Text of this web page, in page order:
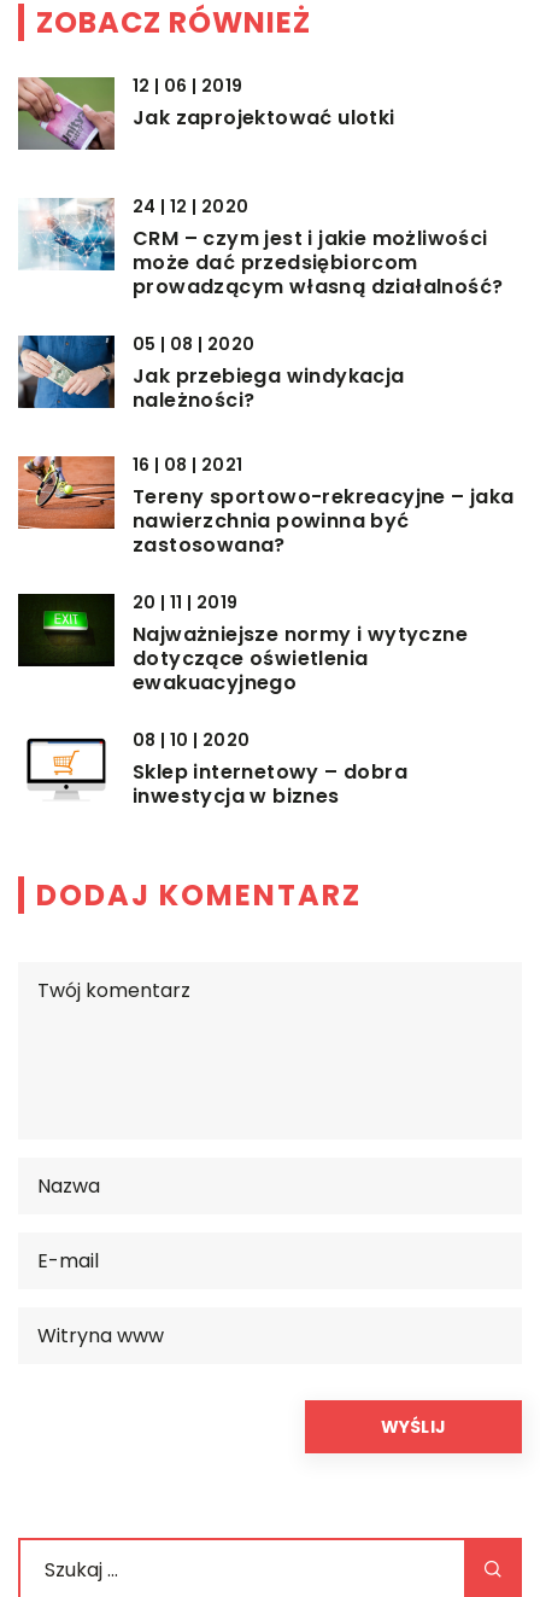
ZOBACZ RÓWNIEŻ
12 | 06 | 2019
Jak zaprojektować ulotki
24 | 12 | 2020
CRM – czym jest i jakie możliwości
może dać przedsiębiorcom
prowadzącym własną działalność?
05 | 08 | 2020
Jak przebiega windykacja
należności?
16 | 08 | 2021
Tereny sportowo-rekreacyjne – jaka
nawierzchnia powinna być
zastosowana?
20 | 11 | 2019
Najważniejsze normy i wytyczne
dotyczące oświetlenia
ewakuacyjnego
08 | 10 | 2020
Sklep internetowy – dobra
inwestycja w biznes
DODAJ KOMENTARZ